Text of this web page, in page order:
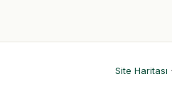
Site Haritası ·